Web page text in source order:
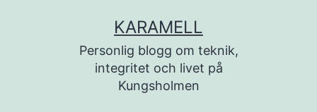
KARAMELL
Personlig blogg om teknik,
integritet och livet på
Kungsholmen